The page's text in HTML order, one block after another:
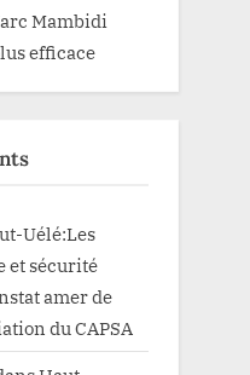
Mambidi
efficace
Uélé:Les
et sécurité
amer de
du CAPSA